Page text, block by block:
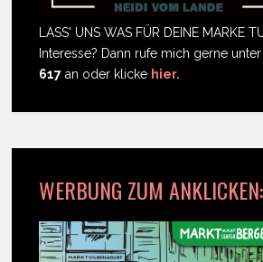
LASS' UNS WAS FÜR DEINE MARKE
Interesse? Dann rufe mich gerne unter
617 an oder klicke hier.
WERBUNG ZUM ANKLICKEN: